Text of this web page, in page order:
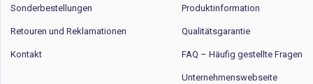
Sonderbestellungen
Retouren und Reklamationen
Kontakt
Produktinformation
Qualitätsgarantie
FAQ – Häufig gestellte Fragen
Unternehmenswebseite